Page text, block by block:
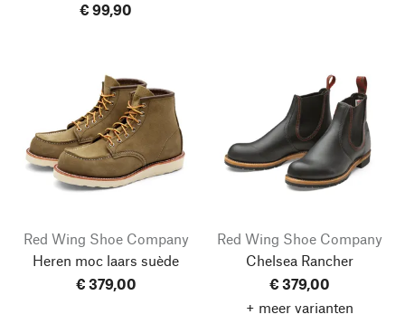
€ 99,90
Red Wing Shoe Company
Heren moc laars suède
€ 379,00
Red Wing Shoe Company
Chelsea Rancher
€ 379,00
+ meer varianten